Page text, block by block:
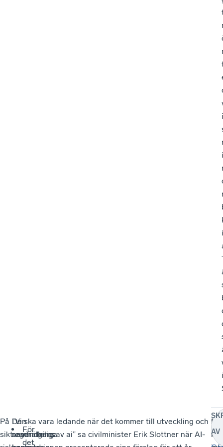
i
i
På
sikt
Den
samhälleliga
I
regeringens
För
det
”Vi ska vara ledande när det kommer till utveckling och
användning av ai” sa civilminister Erik Slottner när AI-
har
AV